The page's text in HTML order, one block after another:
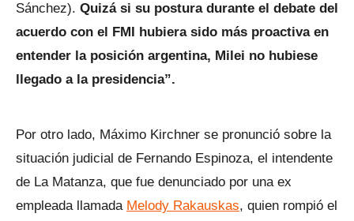
Sánchez). Quizá si su postura durante el debate del
acuerdo con el FMI hubiera sido más proactiva en
entender la posición argentina, Milei no hubiese
llegado a la presidencia”.
Por otro lado, Máximo Kirchner se pronunció sobre la
situación judicial de Fernando Espinoza, el intendente
de La Matanza, que fue denunciado por una ex
empleada llamada Melody Rakauskas, quien rompió el